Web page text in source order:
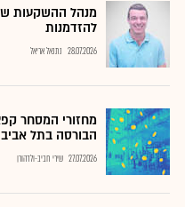
מנהל ההשקעות
להזדמנות
28.07.2026 נתנאל אריאל
מחזורי המסחר
הבורסה בתל אביב
27.07.2026 שירי חביב-ולדהורן